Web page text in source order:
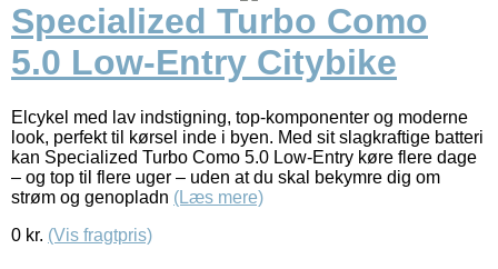
Specialized Turbo Como
5.0 Low-Entry Citybike
Elcykel med lav indstigning, top-komponenter og moderne
look, perfekt til kørsel inde i byen. Med sit slagkraftige batteri
kan Specialized Turbo Como 5.0 Low-Entry køre flere dage
– og top til flere uger – uden at du skal bekymre dig om
strøm og genopladn (Læs mere)
0 kr. (Vis fragtpris)